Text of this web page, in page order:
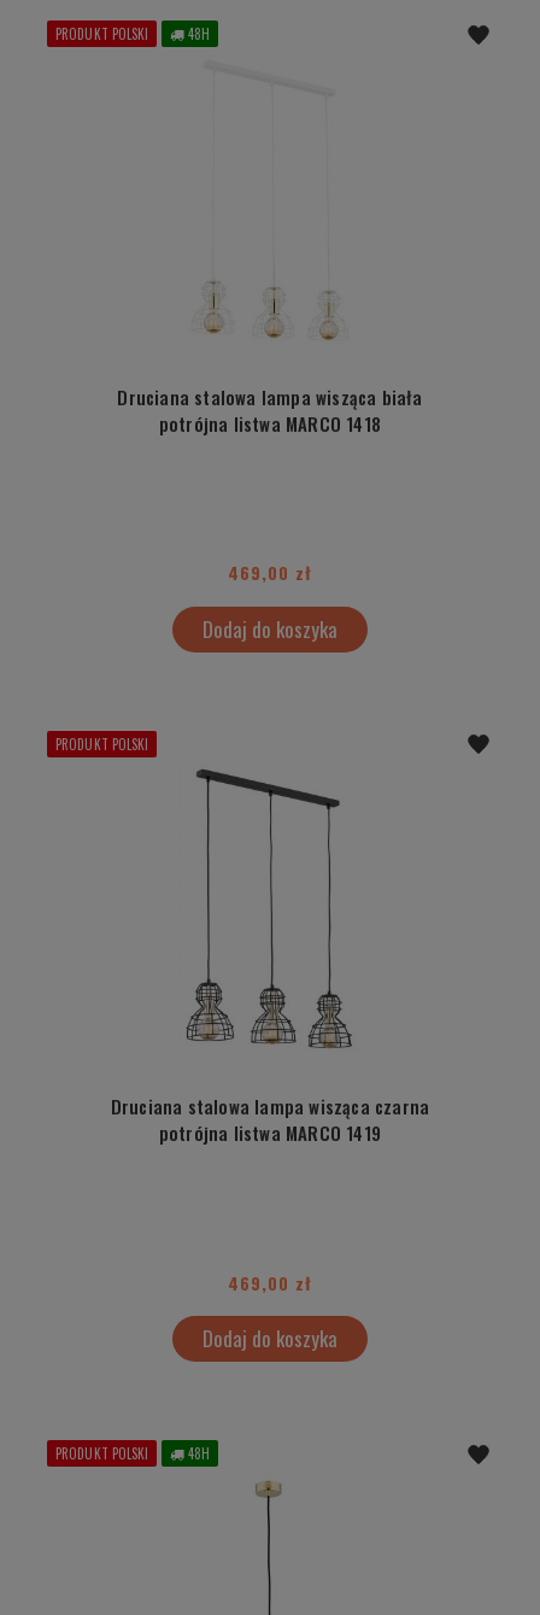
Druciana stalowa lampa wisząca biała
potrójna listwa MARCO 1418
469,00 zł
Dodaj do koszyka
PRODUKT POLSKI 48H
Druciana stalowa lampa wisząca czarna
potrójna listwa MARCO 1419
469,00 zł
Dodaj do koszyka
PRODUKT POLSKI
PRODUKT POLSKI 48H